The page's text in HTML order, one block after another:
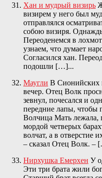
Хан и мудрый визирь
визирем у него был
отправлялся
собою визиря.
Переоденемся в
узнаем, что думает
Согласился хан.
подошли […]...
Маугли В Сионийских
вечер. Отец Волк
зевнул, почесался и
передние лапы, чтобы
Волчица Мать лежала,
мордой четверых
волчат, а в отверстие
– сказал Отец Волк. –
Нирхушка Емерхен У
Эти три брата жили